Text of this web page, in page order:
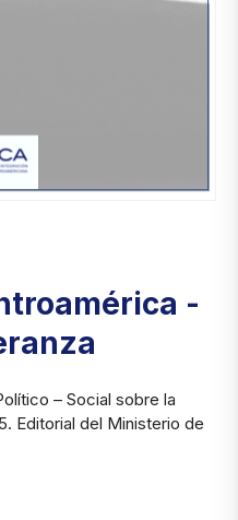
-
– Social sobre la
Editorial del Ministerio de